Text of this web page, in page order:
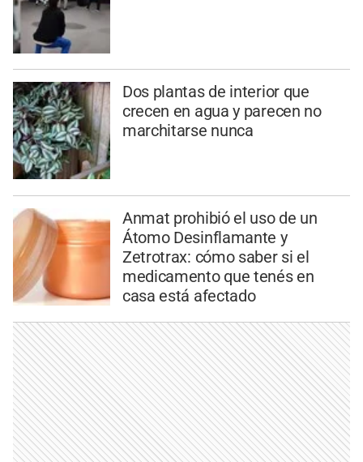
Dos plantas de interior que
crecen en agua y parecen no
marchitarse nunca
Anmat prohibió el uso de un
Átomo Desinflamante y
Zetrotrax: cómo saber si el
medicamento que tenés en
casa está afectado